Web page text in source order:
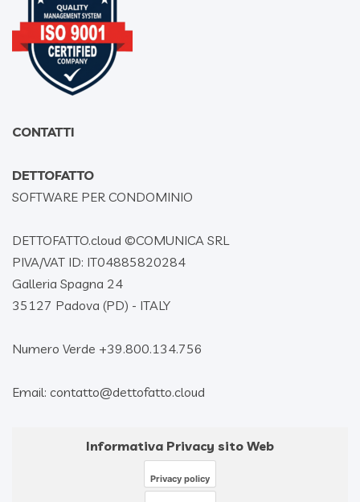
CONTATTI
DETTOFATTO
SOFTWARE PER CONDOMINIO
DETTOFATTO.cloud ©COMUNICA SRL
PIVA/VAT ID: IT04885820284
Galleria Spagna 24
35127 Padova (PD) - ITALY
Numero Verde +39.800.134.756
Email: contatto@dettofatto.cloud
Informativa Privacy sito Web
Privacy policy